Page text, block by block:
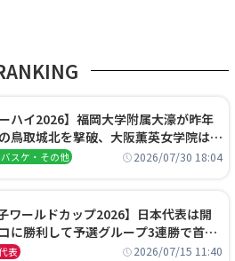
ーハイ2026】福岡大学附属大濠が昨年
鳥取城北を撃破、大阪薫英女学院は岐
勝、大会3日目試合結果
スケ・その他 2026/07/30 18:04
ワールドカップ2026】日本代表は開
に勝利して予選グループ3連勝で首位
決勝の相手はエジプトに決定
表 2026/07/15 11:40